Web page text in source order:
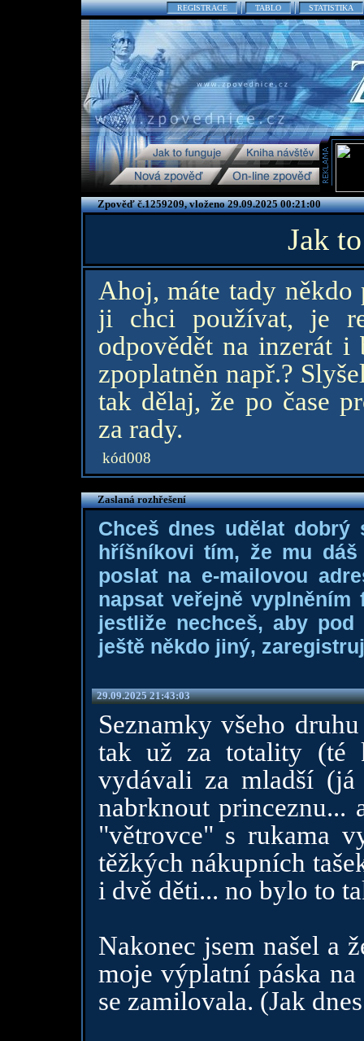
REGISTRACE TABLO STATISTIKA
Zpověď č.1259209, vloženo 29.09.2025 00:21:00
Jak
Ahoj, máte tady někdo
ji chci používat, je
odpovědět na inzerát i
zpoplatněn např.?
tak dělaj, že po čase
za rady.
kód008
Zaslaná rozhřešení
Chceš dnes udělat dobrý
hříšníkovi tím, že mu
poslat na e-mailovou
napsat veřejně
jestliže nechceš, aby
ještě někdo jiný,
29.09.2025 21:43:03
Seznamky všeho
tak už za totality (té
vydávali za mladší
nabrknout princeznu...
"větrovce" s rukama
těžkých nákupních
i dvě děti... no bylo to
Nakonec jsem našel a
moje výplatní páska
se zamilovala. (Jak